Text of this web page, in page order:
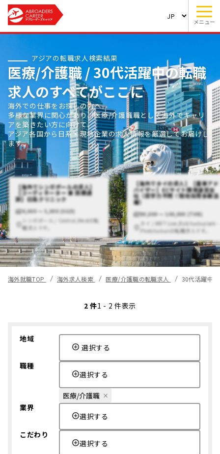
メニュー
アジアの転職求人検索結果
医療/介護職 / 30代活躍中の転職
求人のすべてがここに
海外での仕事をお探しの方へ。
多様な業界に関心があり、医療/介護職職として海外でキャリ
アを築きたい方に向けて、
アジア各国から日系・現地企業の求人情報を厳選してお届けし
ます。
【海外でシンガポールの求人】
【コーディネーター 兼 医療通
訳】日系クリニック
4,000 〜 5,000 (SGD)
シンガポール / Central,Westの転
職求人です。
【海外でタイの求人】【薬事アド
バイザー】ECサイト開発運営会
社（語学力不問！現地採用多数活
躍）
80,000 〜 100,000 (THB)
タイ / MRT Line,Ratchadapisek -
Phetchaburiの転職求人です。
海外就職TOP 海外求人検索 医療/介護職の転職求人 30代活躍中
2 件1 - 2 件表示
地域
選択する
職種
選択する
医療/介護職
業界
選択する
こだわり
選択する